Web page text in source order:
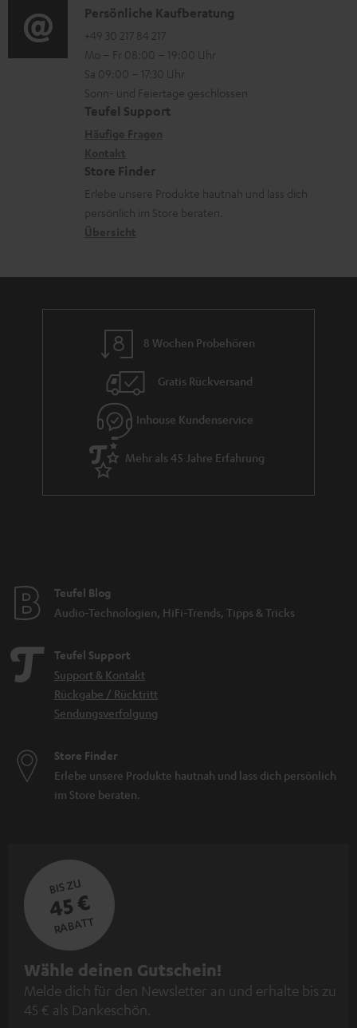
t
i
o
n
e
r
r
a
i
o
-
L
e
k
o
K
o
n
t
a
d
a
n
Persönliche Kaufberatung
+49 30 217 84 217
Mo – Fr 08:00 – 19:00 Uhr
Sa 09:00 – 17:30 Uhr
Sonn- und Feiertage geschlossen
Teufel Support
Store Finder
Erlebe unsere Produkte hautnah und lass dich
persönlich im Store beraten.
8 Wochen Probehören
Gratis Rückversand
Inhouse Kundenservice
Mehr als 45 Jahre Erfahrung
Teufel Blog
Audio-Technologien, HiFi-Trends, Tipps & Tricks
Teufel Support
Support & Kontakt
Rückgabe / Rücktritt
Sendungsverfolgung
Store Finder
Erlebe unsere Produkte hautnah und lass dich persönlich
im Store beraten.
BIS ZU
45 €
RABATT
N
e
w
Wähle deinen Gutschein!
Melde dich für den Newsletter an und erhalte bis zu
45 € als Dankeschön.